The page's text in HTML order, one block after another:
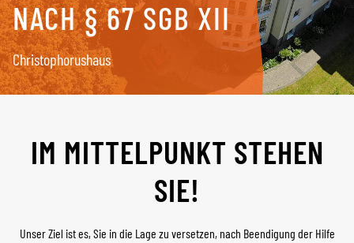
NACH § 67 SGB XII
Christophorushaus
IM MITTELPUNKT STEHEN
SIE!
Unser Ziel ist es, Sie in die Lage zu versetzen, nach Beendigung der Hilfe